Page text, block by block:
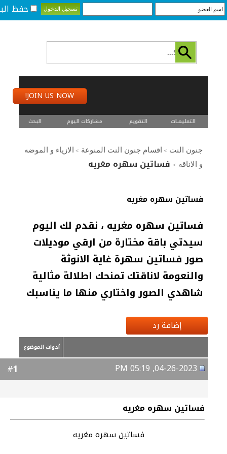
حفظ
JOIN US NOW!
التعليمـــات التقويم مشاركات اليوم البحث
جنون النت > اقسام جنون النت المنوعة >
الازياء و الموضه
و الاناقه > فساتين سهره مغريه
فساتين سهره مغريه
فساتين سهره مغريه ، نقدم لك اليوم
سيدتي باقة مختارة من ارقي موديلات
صور فساتين سهرة غاية الانوثة
والنعومة لاناقتك تمنحك اطلالة مثالية
شاهدي الصور واختاري منها ما يناسبك
إضافة رد
أدوات الموضوع
1
فساتين سهره مغريه
فساتين سهره مغريه